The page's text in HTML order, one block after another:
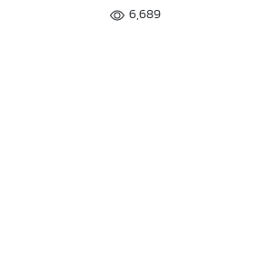
6,689